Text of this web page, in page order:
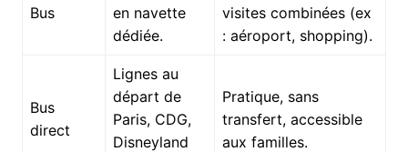
Bus
en navette
dédiée.
visites combinées (ex
: aéroport, shopping).
Bus
direct
Lignes au
départ de
Paris, CDG,
Disneyland
Pratique, sans
transfert, accessible
aux familles.